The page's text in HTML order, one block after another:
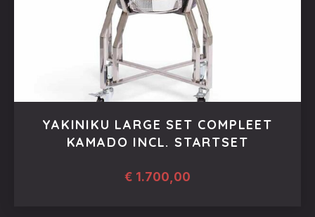
YAKINIKU LARGE SET COMPLEET
KAMADO INCL. STARTSET
€ 1.700,00